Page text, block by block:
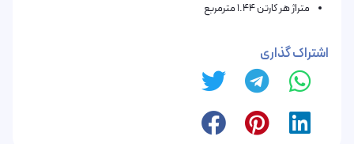
متراژ هر کارتن 1.44 مترمربع
اشتراک گذاری